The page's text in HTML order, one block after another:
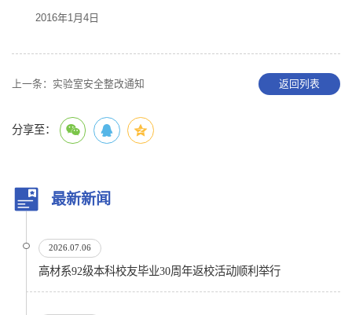
2016年1月4日
上一条： 实验室安全整改通知 返回列表
分享至：
最新新闻
2026.07.06
高材系92级本科校友毕业30周年返校活动顺利举行